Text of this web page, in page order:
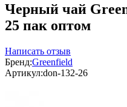
Черный чай
25 пак оптом
Написать отзыв
Бренд:Greenfield
Артикул:don-132-26